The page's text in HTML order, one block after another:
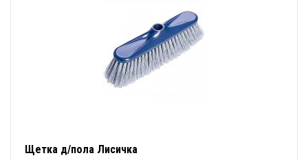
Щетка д/пола Лисичка